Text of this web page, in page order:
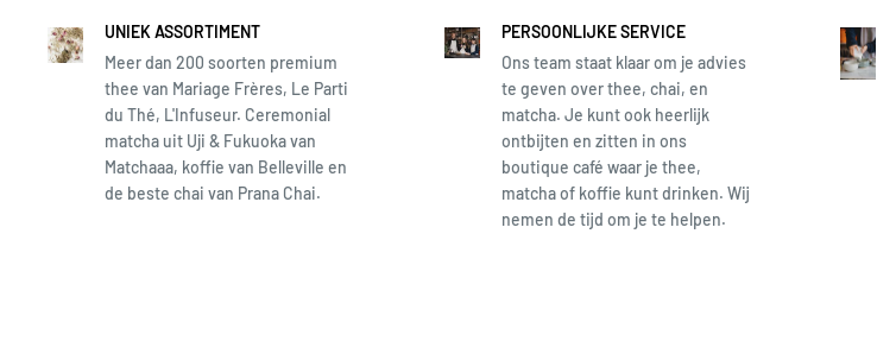
UNIEK ASSORTIMENT
Meer dan 200 soorten premium
thee van Mariage Frères, Le Parti
du Thé, L'Infuseur. Ceremonial
matcha uit Uji & Fukuoka van
Matchaaa, koffie van Belleville en
de beste chai van Prana Chai.
PERSOONLIJKE SERVICE
Ons team staat klaar om je advies
te geven over thee, chai, en
matcha. Je kunt ook heerlijk
ontbijten en zitten in ons
boutique café waar je thee,
matcha of koffie kunt drinken. Wij
nemen de tijd om je te helpen.